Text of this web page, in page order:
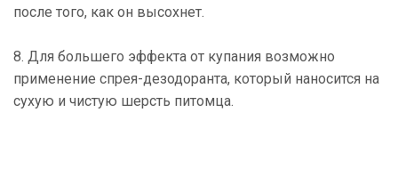
после того, как он высохнет.
8. Для большего эффекта от купания возможно
применение спрея-дезодоранта, который наносится на
сухую и чистую шерсть питомца.